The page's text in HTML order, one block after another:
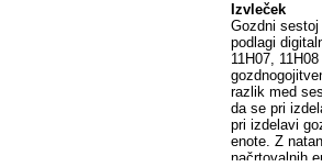
Izvleček
Gozdni
podlagi
11H07,
razlik med
da se pri
pri izdelavi
enote. Z
načrtovalnih